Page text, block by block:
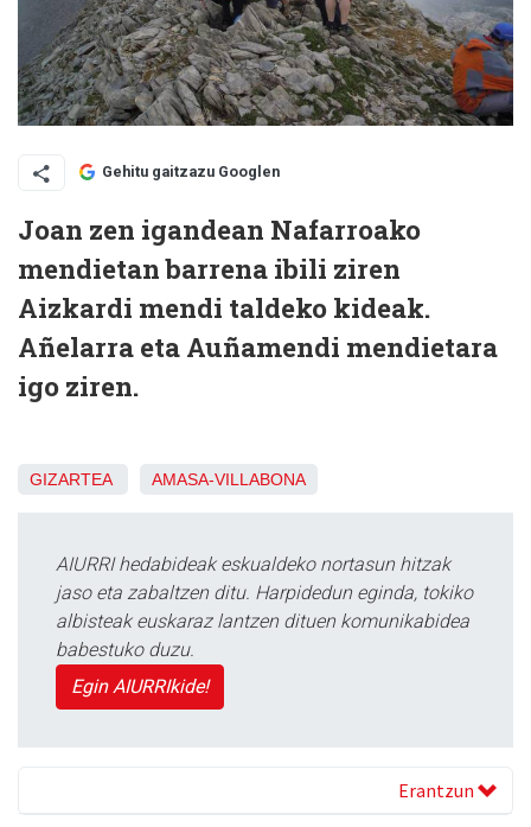
Gehitu gaitzazu Googlen
Joan zen igandean Nafarroako
mendietan barrena ibili ziren
Aizkardi mendi taldeko kideak.
Añelarra eta Auñamendi mendietara
igo ziren.
GIZARTEA AMASA-VILLABONA
AIURRI hedabideak eskualdeko nortasun hitzak
jaso eta zabaltzen ditu. Harpidedun eginda, tokiko
albisteak euskaraz lantzen dituen komunikabidea
babestuko duzu.
Egin AIURRIkide!
Erantzun